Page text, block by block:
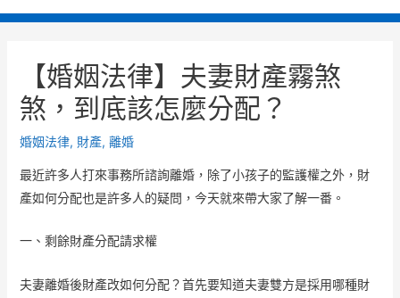
【婚姻法律】夫妻財產霧煞
煞，到底該怎麼分配？
婚姻法律, 財產, 離婚
最近許多人打來事務所諮詢離婚，除了小孩子的監護權之外，財
產如何分配也是許多人的疑問，今天就來帶大家了解一番。
一、剩餘財產分配請求權
夫妻離婚後財產改如何分配？首先要知道夫妻雙方是採用哪種財
導
覽